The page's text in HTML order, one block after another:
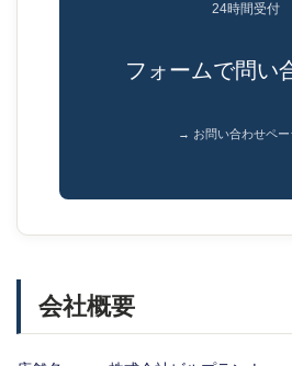
24時間受付
フォームで問い
→ お問い合わせペー
会社概要